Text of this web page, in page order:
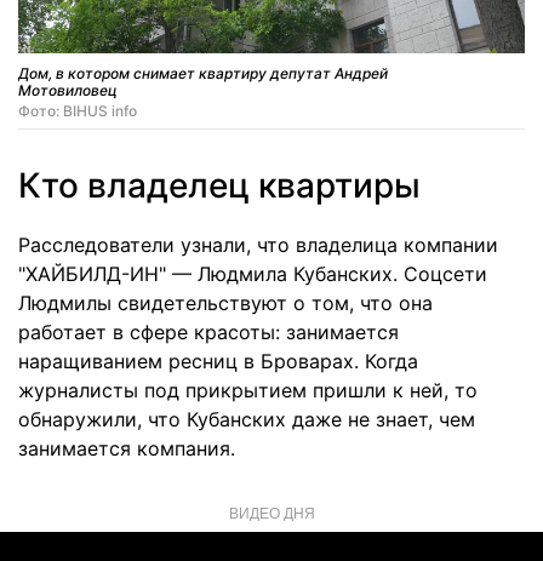
Дом, в котором снимает квартиру депутат Андрей
Мотовиловец
Фото: BIHUS info
Кто владелец квартиры
Расследователи узнали, что владелица компании
"ХАЙБИЛД-ИН" — Людмила Кубанских. Соцсети
Людмилы свидетельствуют о том, что она
работает в сфере красоты: занимается
наращиванием ресниц в Броварах. Когда
журналисты под прикрытием пришли к ней, то
обнаружили, что Кубанских даже не знает, чем
занимается компания.
ВИДЕО ДНЯ